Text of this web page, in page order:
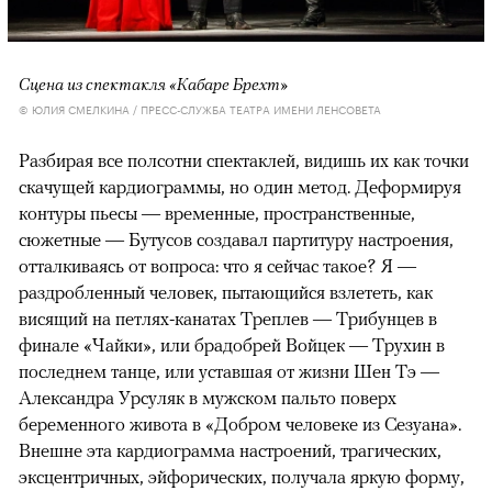
Сцена из спектакля «Кабаре Брехт»
© ЮЛИЯ СМЕЛКИНА / ПРЕСС-СЛУЖБА ТЕАТРА ИМЕНИ ЛЕНСОВЕТА
Разбирая все полсотни спектаклей, видишь их как точки
скачущей кардиограммы, но один метод. Деформируя
контуры пьесы — временные, пространственные,
сюжетные — Бутусов создавал партитуру настроения,
отталкиваясь от вопроса: что я сейчас такое? Я —
раздробленный человек, пытающийся взлететь, как
висящий на петлях-канатах Треплев — Трибунцев в
финале «Чайки», или брадобрей Войцек — Трухин в
последнем танце, или уставшая от жизни Шен Тэ —
Александра Урсуляк в мужском пальто поверх
беременного живота в «Добром человеке из Сезуана».
Внешне эта кардиограмма настроений, трагических,
эксцентричных, эйфорических, получала яркую форму,